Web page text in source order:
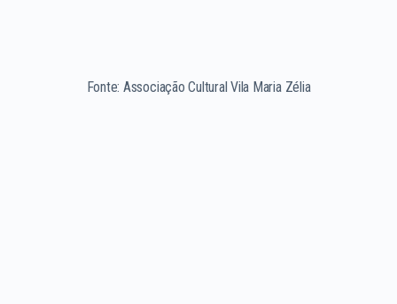
Fonte: Associação Cultural Vila Maria Zélia